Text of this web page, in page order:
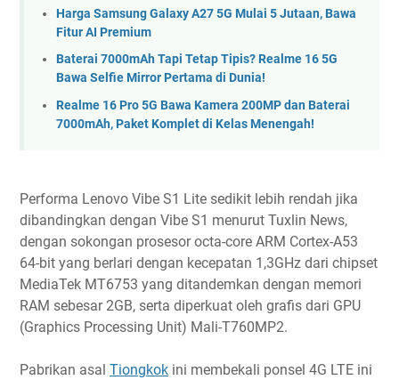
Harga Samsung Galaxy A27 5G Mulai 5 Jutaan, Bawa
Fitur AI Premium
Baterai 7000mAh Tapi Tetap Tipis? Realme 16 5G
Bawa Selfie Mirror Pertama di Dunia!
Realme 16 Pro 5G Bawa Kamera 200MP dan Baterai
7000mAh, Paket Komplet di Kelas Menengah!
Performa Lenovo Vibe S1 Lite sedikit lebih rendah jika
dibandingkan dengan Vibe S1 menurut Tuxlin News,
dengan sokongan prosesor octa-core ARM Cortex-A53
64-bit yang berlari dengan kecepatan 1,3GHz dari chipset
MediaTek MT6753 yang ditandemkan dengan memori
RAM sebesar 2GB, serta diperkuat oleh grafis dari GPU
(Graphics Processing Unit) Mali-T760MP2.
Pabrikan asal Tiongkok ini membekali ponsel 4G LTE ini